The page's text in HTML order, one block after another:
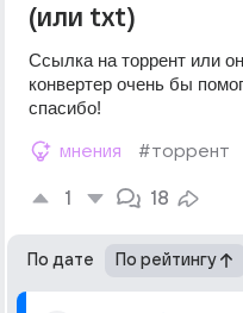
(или txt)
Ссылка на торрент или
конвертер очень бы
спасибо!
мнения #торрент
1 18
По дате По рейтингу